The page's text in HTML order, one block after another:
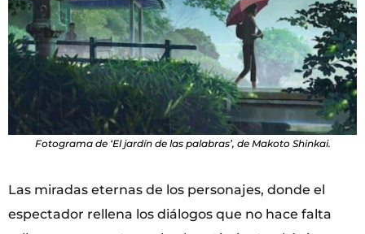
Fotograma de ‘El jardín de las palabras’, de Makoto Shinkai.
Las miradas eternas de los personajes, donde el
espectador rellena los diálogos que no hace falta